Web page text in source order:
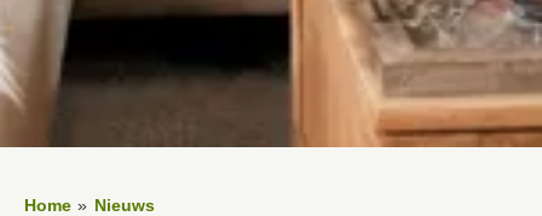
Home
Nieuws